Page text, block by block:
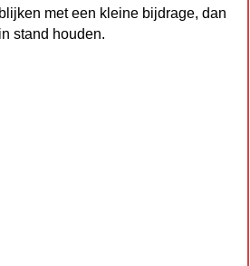
met een kleine bijdrage, dan
stand houden.